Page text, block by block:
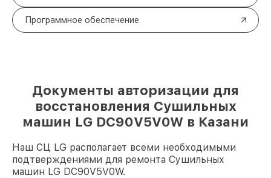
Программное обеспечение
Документы авторизации для
восстановления Сушильных
машин LG DC90V5V0W в Казани
Наш СЦ LG располагает всеми необходимыми
подтверждениями для ремонта Сушильных
машин LG DC90V5V0W.